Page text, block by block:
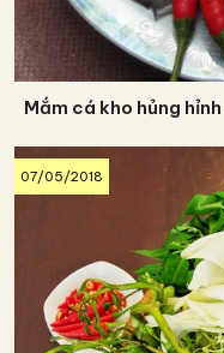
Mắm cá kho hủng
07/05/2018